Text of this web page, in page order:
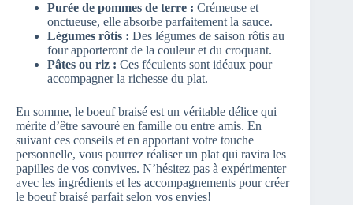
Purée de pommes de terre : Crémeuse et
onctueuse, elle absorbe parfaitement la sauce.
Légumes rôtis : Des légumes de saison rôtis au
four apporteront de la couleur et du croquant.
Pâtes ou riz : Ces féculents sont idéaux pour
accompagner la richesse du plat.
En somme, le boeuf braisé est un véritable délice qui
mérite d’être savouré en famille ou entre amis. En
suivant ces conseils et en apportant votre touche
personnelle, vous pourrez réaliser un plat qui ravira les
papilles de vos convives. N’hésitez pas à expérimenter
avec les ingrédients et les accompagnements pour créer
le boeuf braisé parfait selon vos envies!